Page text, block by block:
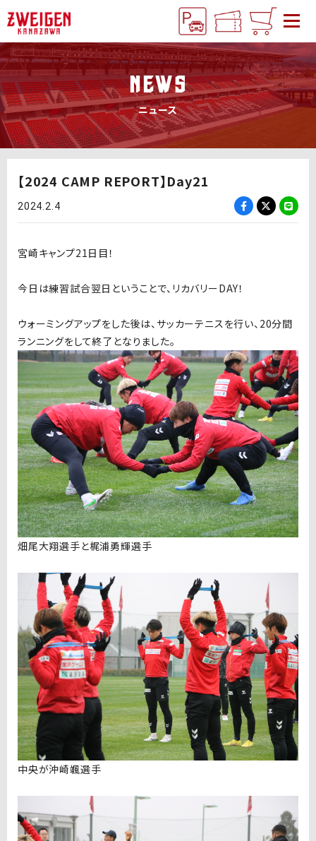
NEWS
ニュース
【2024 CAMP REPORT】Day21
2024.2.4
宮崎キャンプ21日目！
今日は練習試合翌日ということで、リカバリーDAY！
ウォーミングアップをした後は、サッカーテニスを行い、20分間
ランニングをして終了となりました。
畑尾大翔選手と梶浦勇輝選手
中央が沖崎颯選手